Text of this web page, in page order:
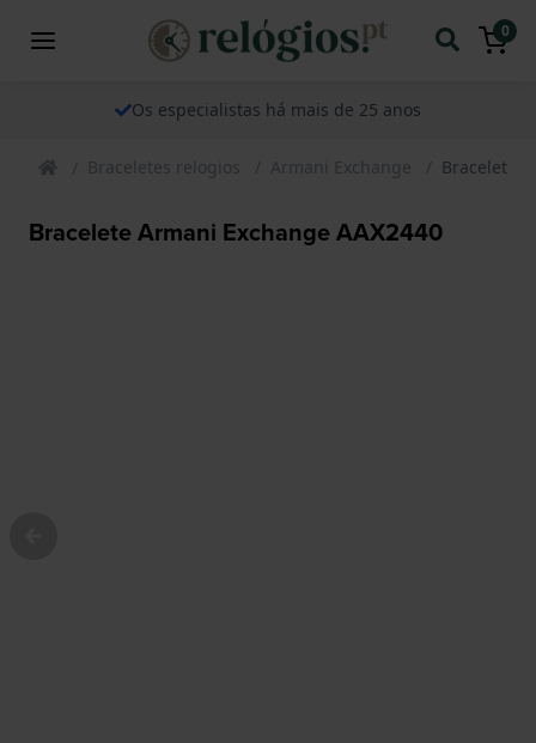
0
Os especialistas há mais de 25 anos
Braceletes relogios Armani Exchange Bracelete
Bracelete Armani Exchange AAX2440